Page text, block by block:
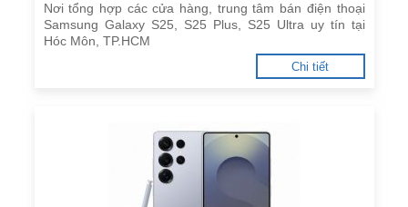
Nơi tổng hợp các cửa hàng, trung tâm bán điện thoại
Samsung Galaxy S25, S25 Plus, S25 Ultra uy tín tại
Hóc Môn, TP.HCM
Chi tiết